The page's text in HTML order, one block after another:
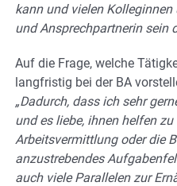
kann und vielen Kolleginnen
und Ansprechpartnerin sein
Auf die Frage, welche
langfristig bei der BA
„Dadurch, dass ich sehr
und es liebe, ihnen helfen
Arbeitsvermittlung oder die
anzustrebendes
auch viele Parallelen zur